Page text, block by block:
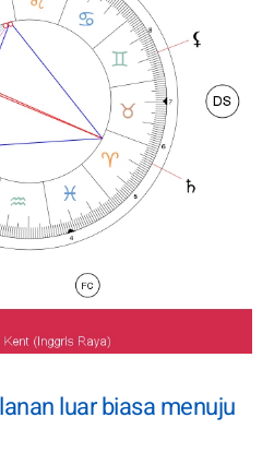
luar biasa menuju